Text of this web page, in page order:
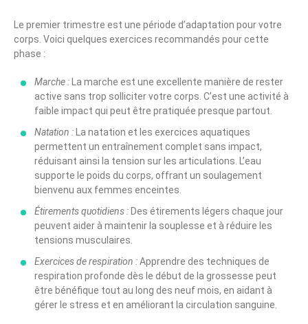
Le premier trimestre est une période d’adaptation pour votre
corps. Voici quelques exercices recommandés pour cette
phase :
Marche : La marche est une excellente manière de rester
active sans trop solliciter votre corps. C’est une activité à
faible impact qui peut être pratiquée presque partout.
Natation : La natation et les exercices aquatiques
permettent un entraînement complet sans impact,
réduisant ainsi la tension sur les articulations. L’eau
supporte le poids du corps, offrant un soulagement
bienvenu aux femmes enceintes.
Étirements quotidiens : Des étirements légers chaque jour
peuvent aider à maintenir la souplesse et à réduire les
tensions musculaires.
Exercices de respiration :Apprendre des techniques de
respiration profonde dès le début de la grossesse peut
être bénéfique tout au long des neuf mois, en aidant à
gérer le stress et en améliorant la circulation sanguine.